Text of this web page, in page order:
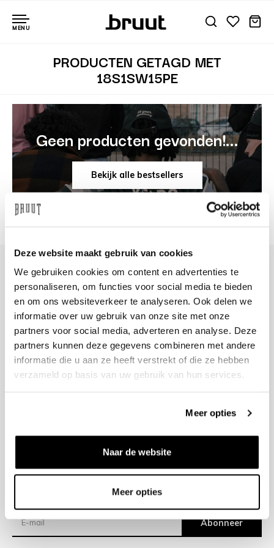
Deze website maakt gebruik van cookies
We gebruiken cookies om content en advertenties te
personaliseren, om functies voor social media te bieden
en om ons websiteverkeer te analyseren. Ook delen we
informatie over uw gebruik van onze site met onze
partners voor social media, adverteren en analyse. Deze
partners kunnen deze gegevens combineren met andere
informatie die u aan ze heeft verstrekt of die ze hebben
verzameld op basis van uw gebruik van hun services.
Meer opties
Naar de website
Meer opties
MENU
PRODUCTEN GETAGD MET
18S1SW15PE
Geen producten gevonden!...
Bekijk alle bestsellers
+31 23 205 2006
info@bruut.nl
Contact Formulier
Open 11:00 - 21:00
OPENINGSTIJDEN
Verzending
Abonneer